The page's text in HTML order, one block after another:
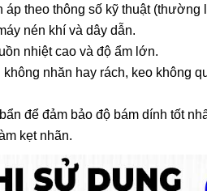
theo thông số kỹ thuật (thường
nén khí và dây dẫn.
nhiệt cao và độ ẩm lớn.
nhăn hay rách, keo không
để đảm bảo độ bám dính tốt
kẹt nhãn.